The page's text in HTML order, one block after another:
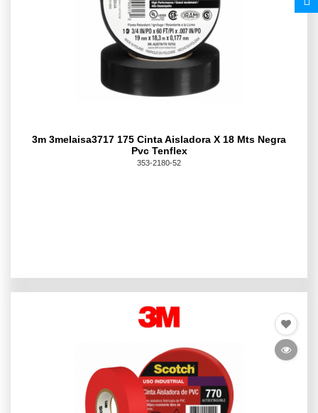
3m 3melaisa3717 175 Cinta Aisladora X 18 Mts Negra
Pvc Tenflex
353-2180-52